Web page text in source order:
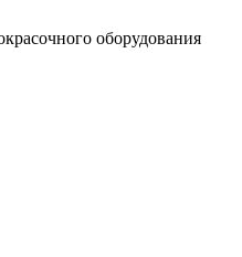
оборудования